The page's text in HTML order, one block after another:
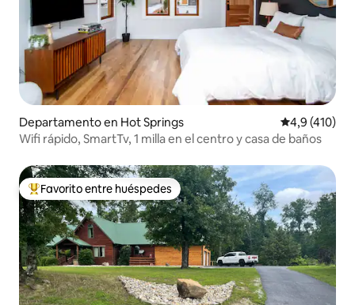
Departamento en Hot Springs Calificación
4,9 (410)
Wifi rápido, SmartTv, 1 milla en el centro y casa de baños
Favorito entre los huéspedes más destacados
Favorito entre huéspedes